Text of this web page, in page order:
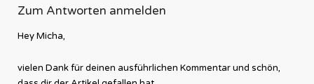
Zum Antworten anmelden
Hey Micha,
vielen Dank für deinen ausführlichen Kommentar und schön,